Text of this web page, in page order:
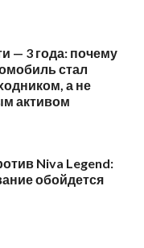
— 3 года: почему
стал
а не
активом
Niva Legend:
обойдется